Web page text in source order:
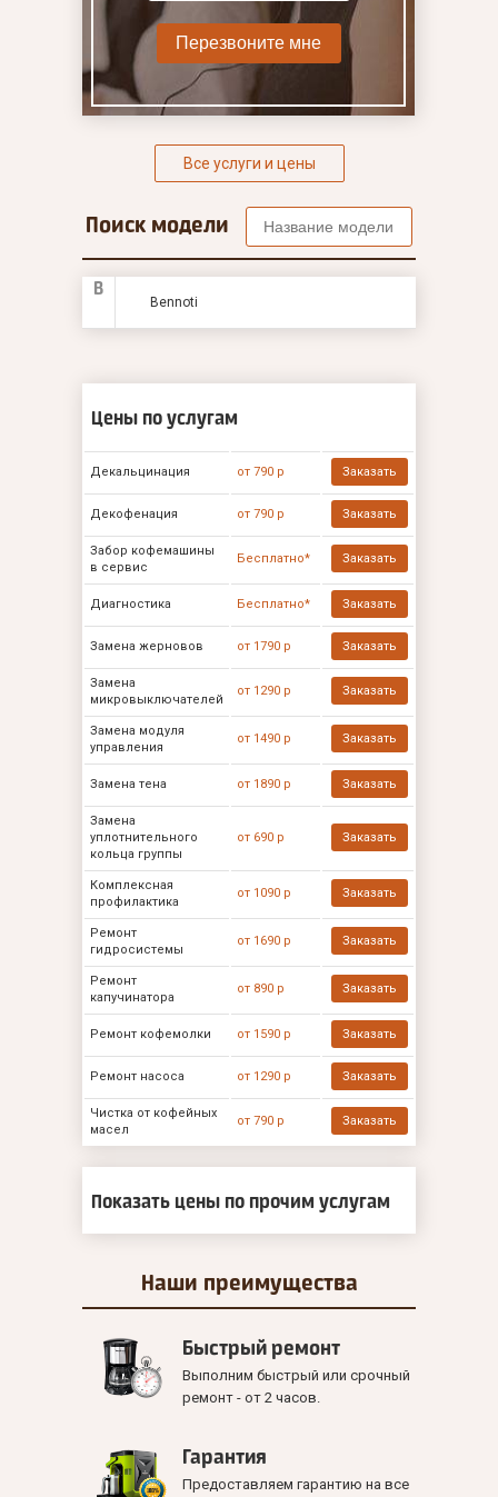
Перезвоните мне
Все услуги и цены
Поиск модели
B
Bennoti
Цены по услугам
Декальцинация от 790 р Заказать
Декофенация от 790 р Заказать
Забор кофемашины
в сервис
Бесплатно* Заказать
Диагностика Бесплатно* Заказать
Замена жерновов от 1790 р Заказать
Замена
микровыключателей
от 1290 р Заказать
Замена модуля
управления
от 1490 р Заказать
Замена тена от 1890 р Заказать
Замена
уплотнительного
кольца группы
от 690 р Заказать
Комплексная
профилактика
от 1090 р Заказать
Ремонт
гидросистемы
от 1690 р Заказать
Ремонт
капучинатора
от 890 р Заказать
Ремонт кофемолки от 1590 р Заказать
Ремонт насоса от 1290 р Заказать
Чистка от кофейных
масел
от 790 р Заказать
Показать цены по прочим услугам
Наши преимущества
Быстрый ремонт
Выполним быстрый или срочный
ремонт - от 2 часов.
Гарантия
Предоставляем гарантию на все